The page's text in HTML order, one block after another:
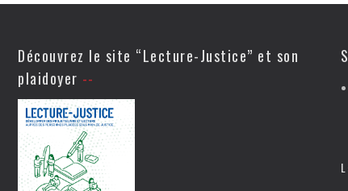
Découvrez le site “Lecture-Justice” et son
plaidoyer